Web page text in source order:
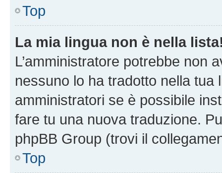
Top
La mia lingua non è nella
L’amministratore potrebbe non
nessuno lo ha tradotto nella tua
amministratori se è possibile
fare tu una nuova traduzione.
phpBB Group (trovi il
Top